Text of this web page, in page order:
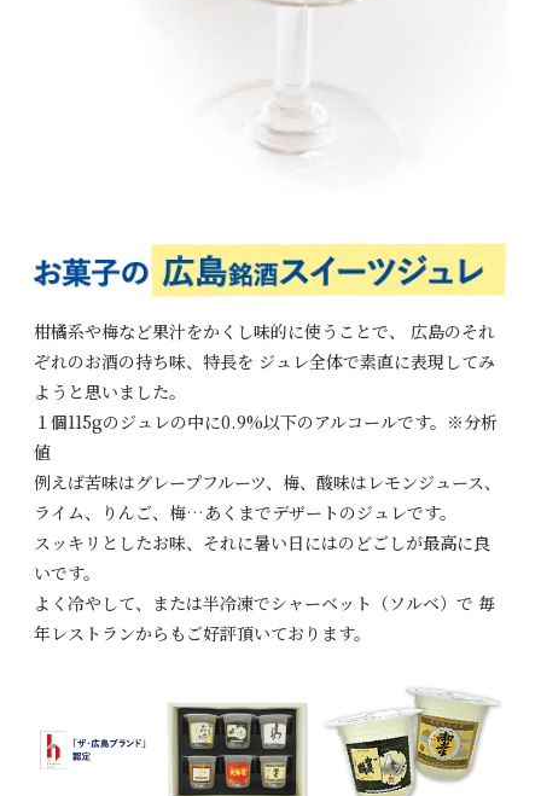
柑橘系や梅など果汁をかくし味的に使うことで、
広島のそれ
ぞれのお酒の持ち味、特長を ジュレ全体で素直に表現してみ
ようと思いました。
１個115gのジュレの中に0.9%以下のアルコールです。※分析
値
例えば苦味はグレープフルーツ、梅、酸味はレモンジュース、
ライム、りんご、梅…あくまでデザートのジュレです。
スッキリとしたお味、それに暑い日にはのどごしが最高に良
いです。
よく冷やして、または半冷凍でシャーベット（ソルベ）で 毎
年レストランからもご好評頂いております。